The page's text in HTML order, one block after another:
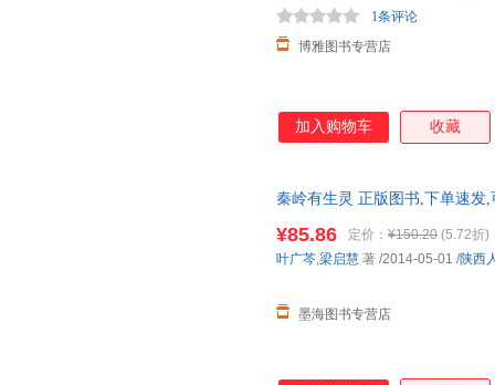
博雅图书专营店
1条评论
加入购物车 收藏
秦岭有生灵 正版图书,下单速发,
¥85.86 定价： ¥150.20 (5.72折)
墨海图书专营店
叶广芩,梁启慧 著 /2014-05-01 /陕西